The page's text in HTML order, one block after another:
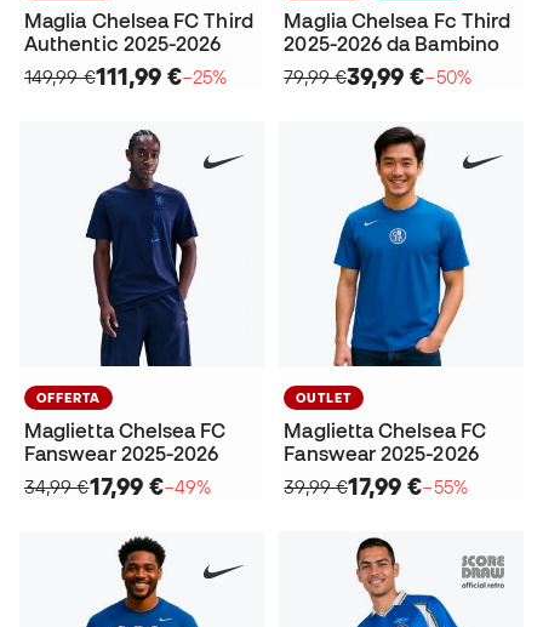
Maglia Chelsea FC Third
Authentic 2025-2026
149,99 €111,99 €−25%
Maglia Chelsea Fc Third
2025-2026 da Bambino
79,99 €39,99 €−50%
OFFERTA
Maglietta Chelsea FC
Fanswear 2025-2026
34,99 €17,99 €−49%
OUTLET
Maglietta Chelsea FC
Fanswear 2025-2026
39,99 €17,99 €−55%